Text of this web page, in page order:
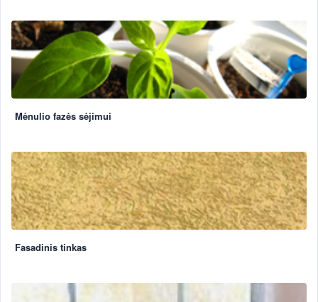
Mėnulio fazės sėjimui
Fasadinis tinkas